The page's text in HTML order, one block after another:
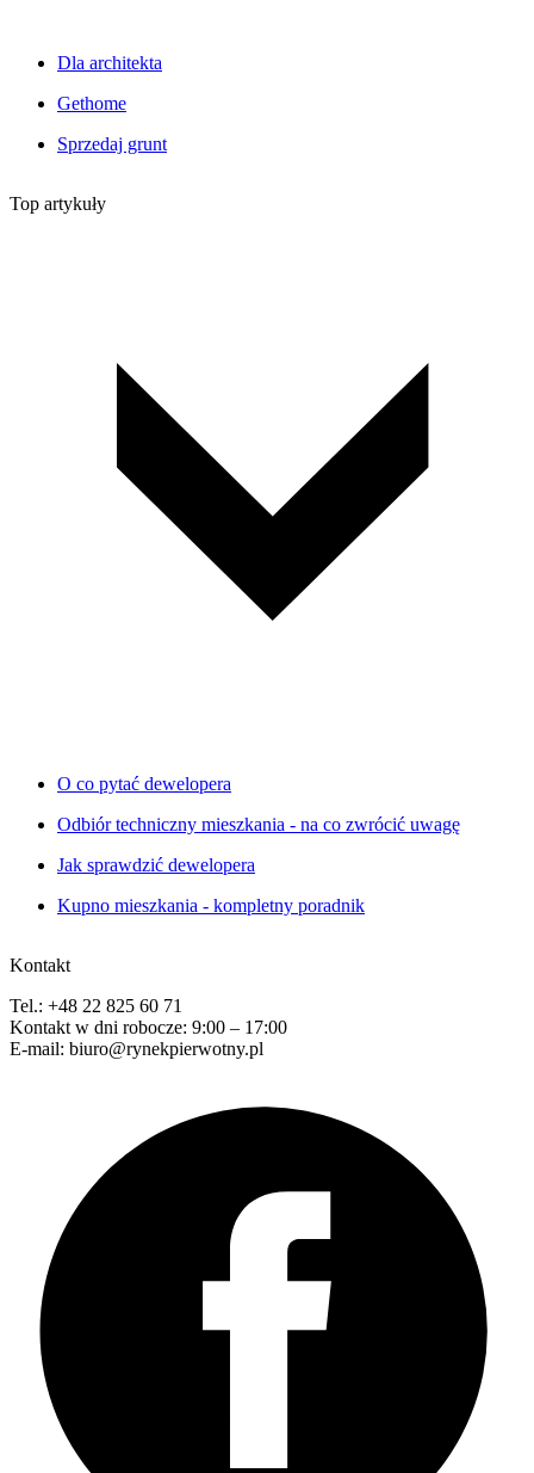
Dla architekta
Gethome
Sprzedaj grunt
Top artykuły
O co pytać dewelopera
Odbiór techniczny mieszkania - na co zwrócić uwagę
Jak sprawdzić dewelopera
Kupno mieszkania - kompletny poradnik
Kontakt
Tel.: +48 22 825 60 71
Kontakt w dni robocze: 9:00 – 17:00
E-mail: biuro@rynekpierwotny.pl